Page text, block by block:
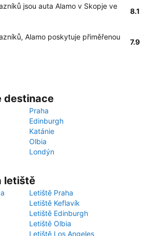
jsou auta Alamo v Skopje ve
8.1
Alamo poskytuje přiměřenou
7.9
destinace
Praha
Edinburgh
Katánie
Olbia
Londýn
letiště
Letiště Praha
Letiště Keflavík
Letiště Edinburgh
Letiště Olbia
Letiště Los Angeles